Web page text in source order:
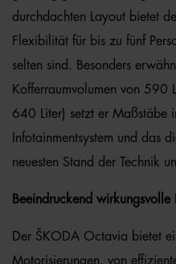
durchdachten Layout bietet
Flexibilität für bis zu fünf
selten sind. Besonders
Kofferraumvolumen von 590
640 Liter) setzt er Maßstäbe
Infotainmentsystem und das
neuesten Stand der Technik
Beeindruckend wirkungsvolle
Der ŠKODA Octavia bietet
Motorisierungen, von